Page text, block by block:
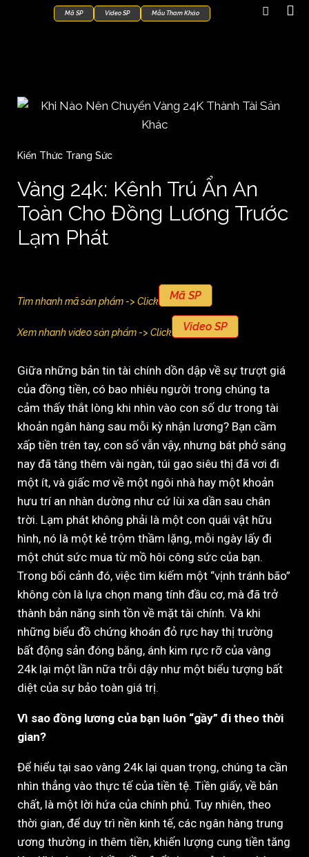
Mã SP Video SP Mẫu Tham Khảo
Kiến Thức Trang Sức
Vàng 24k: Kênh Trú Ẩn An
Toàn Cho Đồng Lương Trước
Lạm Phát
Tìm nhanh mã sản phẩm -> Click Mã SP
Xem nhanh video sản phẩm -> Click Video SP
Giữa những bản tin tài chính dồn dập về sự trượt giá
của đồng tiền, có bao nhiêu người trong chúng ta
cảm thấy thắt lòng khi nhìn vào con số dư trong tài
khoản ngân hàng sau mỗi kỳ nhận lương? Bạn cầm
xấp tiền trên tay, con số vẫn vậy, nhưng bát phở sáng
nay đã tăng thêm vài ngàn, túi gạo siêu thị đã vơi đi
một ít, và giấc mơ về một ngôi nhà hay một khoản
hưu trí an nhàn dường như cứ lùi xa dần sau chân
trời. Lạm phát không phải là một con quái vật hữu
hình, nó là một kẻ trộm thầm lặng, mỗi ngày lấy đi
một chút sức mua từ mồ hôi công sức của bạn.
Trong bối cảnh đó, việc tìm kiếm một “vịnh tránh bão”
không còn là lựa chọn mang tính đầu cơ, mà đã trở
thành bản năng sinh tồn về mặt tài chính. Và khi
những biểu đồ chứng khoán đỏ rực hay thị trường
bất động sản đóng băng, ánh kim rực rỡ của vàng
24k lại một lần nữa trỗi dậy như một biểu tượng bất
diệt của sự bảo toàn giá trị.
Vì sao đồng lương của bạn luôn “gầy” đi theo thời
gian?
Để hiểu tại sao vàng 24k lại quan trọng, chúng ta cần
nhìn thẳng vào thực tế của tiền tệ. Tiền giấy, về bản
chất, là một lời hứa của chính phủ. Tuy nhiên, theo
thời gian, để duy trì nền kinh tế, các ngân hàng trung
ương thường in thêm tiền, khiến lượng cung tiền tăng